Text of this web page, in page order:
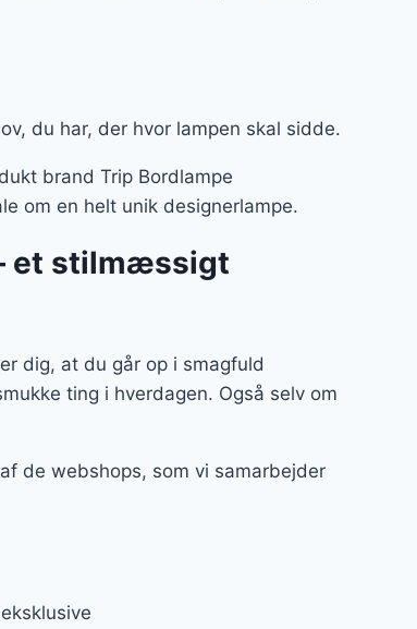
du har, der hvor lampen skal sidde.
brand Trip Bordlampe
om en helt unik designerlampe.
et stilmæssigt
dig, at du går op i smagfuld
ting i hverdagen. Også selv om
de webshops, som vi samarbejder